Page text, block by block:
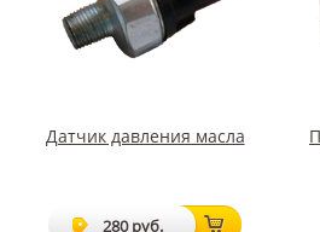
Датчик давления масла
280 руб.